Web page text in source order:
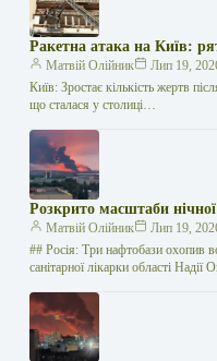
Ракетна атака на Київ:
Матвій Олійник
Лип 19,
Київ: Зростає кількість жертв
що сталася у столиці…
Розкрито масштаби
Матвій Олійник
Лип 19,
## Росія: Три нафтобази охопив
санітарної лікарки області